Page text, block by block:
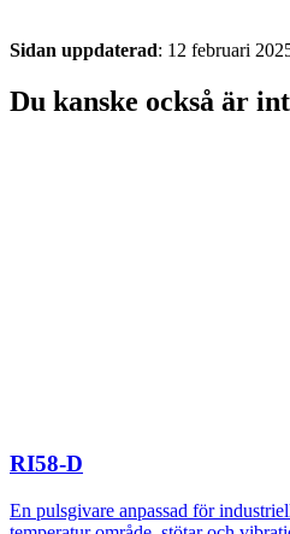
Sidan uppdaterad: 12 februari
Du kanske också är
RI58-D
En pulsgivare anpassad för